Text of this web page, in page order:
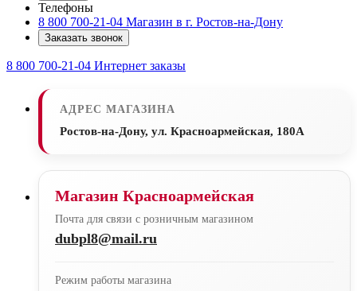
Телефоны
8 800 700-21-04 Магазин в г. Ростов-на-Дону
Заказать звонок
8 800 700-21-04 Интернет заказы
АДРЕС МАГАЗИНА
Ростов-на-Дону, ул. Красноармейская, 180А
Магазин Красноармейская
Почта для связи с розничным магазином
dubpl8@mail.ru
Режим работы магазина